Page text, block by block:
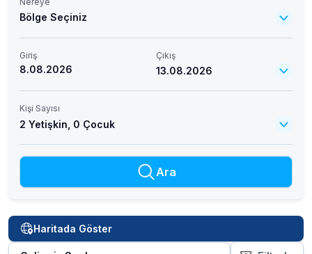
Bölge Seçiniz
Giriş
8.08.2026
Çıkış
13.08.2026
Kişi Sayısı
2 Yetişkin, 0 Çocuk
Ara
Haritada Göster